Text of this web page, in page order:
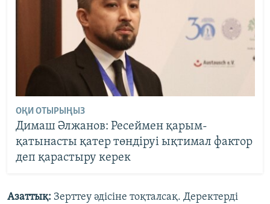
ОҚИ ОТЫРЫҢЫЗ
Димаш Әлжанов: Ресеймен қарым-
қатынасты қатер төндіруі ықтимал фактор
деп қарастыру керек
Азаттық: Зерттеу әдісіне тоқталсақ. Деректерді